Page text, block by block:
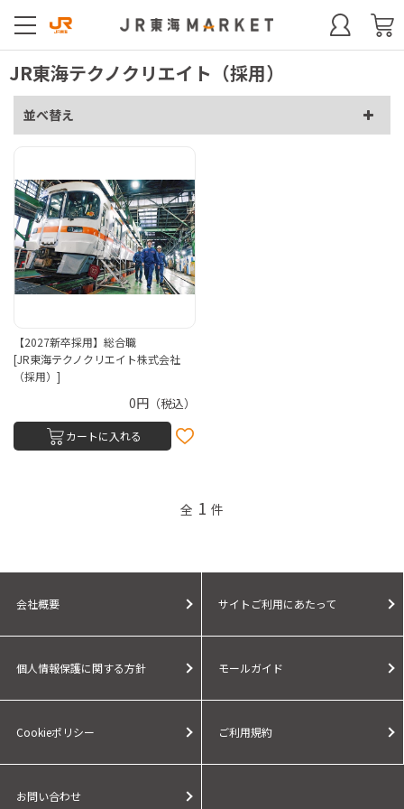
JR東海テクノクリエイト（採用）
並べ替え
【2027新卒採用】総合職
[JR東海テクノクリエイト株式会社
（採用）]
0円（税込）
カートに入れる
全 1 件
会社概要 サイトご利用にあたって
個人情報保護に関する方針 モールガイド
Cookieポリシー ご利用規約
お問い合わせ